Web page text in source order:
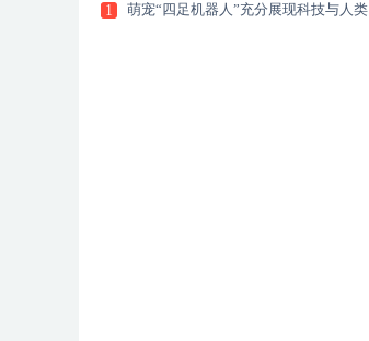
1 萌宠“四足机器人”充分展现科技与人类